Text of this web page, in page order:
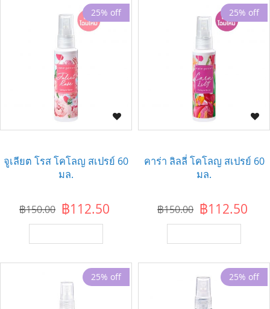
25% off
จูเลียต โรส โคโลญ สเปรย์ 60
มล.
฿112.50
฿150.00
25% off
คาร่า ลิลลี่ โคโลญ สเปรย์ 60
มล.
฿112.50
฿150.00
25% off 25% off